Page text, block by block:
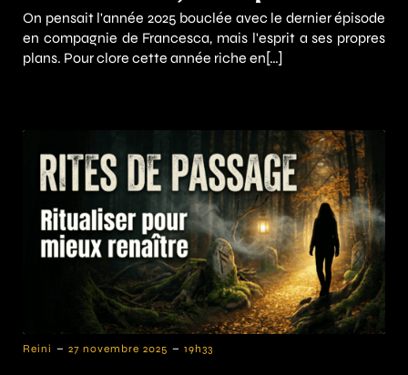
On pensait l'année 2025 bouclée avec le dernier épisode
en compagnie de Francesca, mais l'esprit a ses propres
plans. Pour clore cette année riche en[…]
Reini - 27 novembre 2025 - 19h33